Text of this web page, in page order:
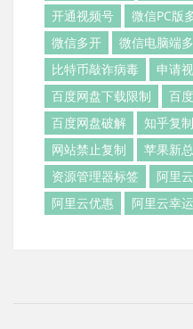
开通视频号
微信PC版
微信多开
微信电脑端
比特币敲诈病毒
申请
百度网盘下载限制
百
百度网盘破解
知乎复
网站禁止复制
苹果新
资源管理器标签
阿里
阿里云优惠
阿里云幸